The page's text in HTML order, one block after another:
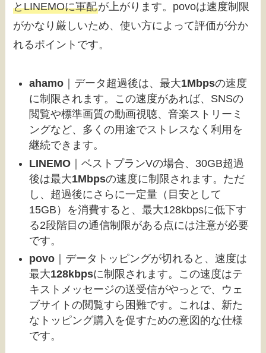
とLINEMOに軍配が上がります。povoは速度制限
がかなり厳しいため、使い方によって評価が分か
れるポイントです。
ahamo ｜データ超過後は、最大1Mbpsの速度
に制限されます。この速度があれば、SNSの
閲覧や標準画質の動画視聴、音楽ストリーミ
ングなど、多くの用途でストレスなく利用を
継続できます。
LINEMO ｜ベストプランVの場合、30GB超過
後は最大1Mbpsの速度に制限されます。ただ
し、超過後にさらに一定量（目安として
15GB）を消費すると、最大128kbpsに低下す
る2段階目の通信制限がある点には注意が必要
です。
povo ｜データトッピングが切れると、速度は
最大128kbpsに制限されます。この速度はテ
キストメッセージの送受信がやっとで、ウェ
ブサイトの閲覧すら困難です。これは、新た
なトッピング購入を促すための意図的な仕様
です。